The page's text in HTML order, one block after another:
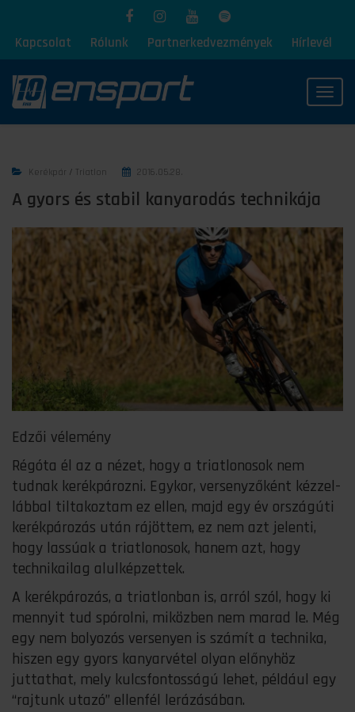
Kapcsolat Rólunk Partnerkedvezmények Hírlevél
Kerékpár / Triatlon 2016.05.28.
A gyors és stabil kanyarodás technikája
Edzői vélemény
Régóta él az a nézet, hogy a triatlonosok nem
tudnak kerékpározni. Egykor, versenyzőként kézzel-
lábbal tiltakoztam ez ellen, majd egy év országúti
kerékpározás után rájöttem, ez nem azt jelenti,
hogy lassúak a triatlonosok, hanem azt, hogy
technikailag alulképzettek.
A kerékpározás, a triatlonban is, arról szól, hogy ki
mennyit tud spórolni, miközben nem marad le. Még
egy nem bolyozós versenyen is számít a technika,
hiszen egy gyors kanyarvétel olyan előnyhöz
juttathat, mely kulcsfontosságú lehet, például egy
“rajtunk utazó” ellenfél lerázásában.